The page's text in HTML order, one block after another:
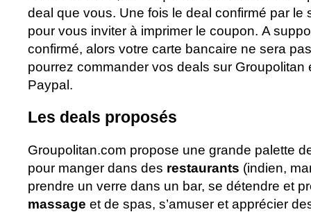
deal que vous. Une fois le deal confirmé par le
pour vous inviter à imprimer le coupon. A
confirmé, alors votre carte bancaire ne sera
pourrez commander vos deals sur Groupolitan
Paypal.
Les deals proposés
Groupolitan.com propose une grande palette
pour manger dans des restaurants (indien,
prendre un verre dans un bar, se détendre et
massage et de spas, s’amuser et apprécier